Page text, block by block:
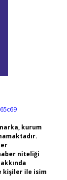
kurum
niteliği
kişiler ile isim